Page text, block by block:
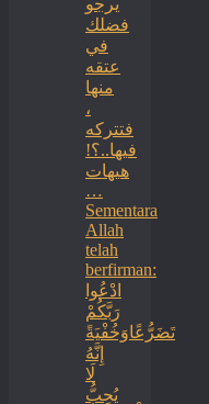
يرجو
فضلك
في
عتقه
منها
،
فتتركه
فيها..؟!
هيهات
…
Sementara
Allah
telah
berfirman:
ادْعُوا
رَبَّكُمْ
تَضَرُّعًاوَخُفْيَةً
إِنَّهُ
لَا
يُحِبُّ